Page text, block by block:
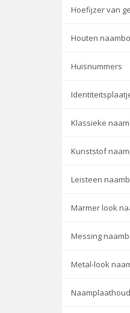
Hoefijzer van
Houten
Huisnummers
Klassieke
Kunststof
Leisteen
Marmer look
Messing
Metal-look